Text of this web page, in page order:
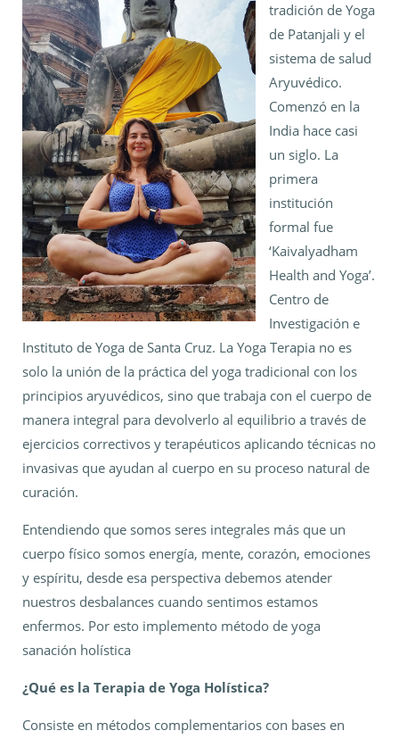
tradición de Yoga
de Patanjali y el
sistema de salud
Aryuvédico.
Comenzó en la
India hace casi
un siglo. La
primera
institución
formal fue
‘Kaivalyadham
Health and Yoga’.
Centro de
Investigación e
Instituto de Yoga de Santa Cruz. La Yoga Terapia no es
solo la unión de la práctica del yoga tradicional con los
principios aryuvédicos, sino que trabaja con el cuerpo de
manera integral para devolverlo al equilibrio a través de
ejercicios correctivos y terapéuticos aplicando técnicas no
invasivas que ayudan al cuerpo en su proceso natural de
curación.
Entendiendo que somos seres integrales más que un
cuerpo físico somos energía, mente, corazón, emociones
y espíritu, desde esa perspectiva debemos atender
nuestros desbalances cuando sentimos estamos
enfermos. Por esto implemento método de yoga
sanación holística
¿Qué es la Terapia de Yoga Holística?
Consiste en métodos complementarios con bases en